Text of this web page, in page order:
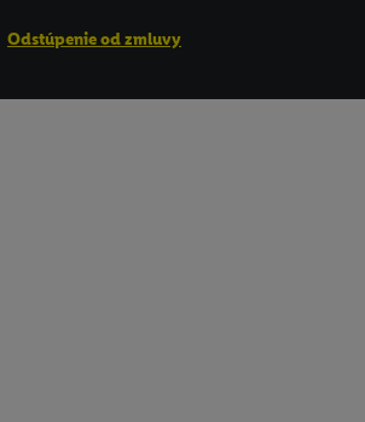
Odstúpenie od zmluvy